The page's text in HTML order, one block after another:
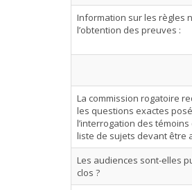
Information sur les règles
l’obtention des preuves :
La commission rogatoire
les questions exactes
l’interrogation des
liste de sujets devant être
Les audiences sont-elles
clos ?